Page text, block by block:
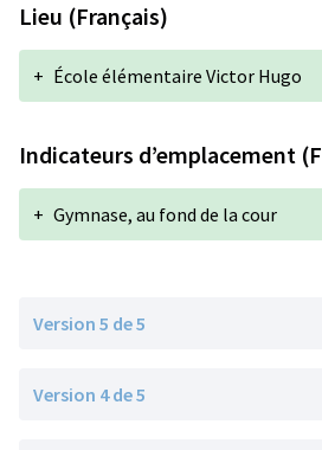
Lieu (Français)
+ École élémentaire Victor Hugo
Indicateurs d’emplacement
+ Gymnase, au fond de la cour
Version 5 de 5
Version 4 de 5